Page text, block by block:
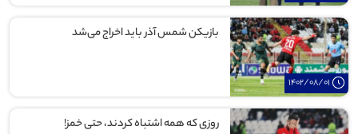
1402/08/01
بازیکن شمس آذر باید اخراج می‌شد
روزی که همه اشتباه کردند، حتی خمز!